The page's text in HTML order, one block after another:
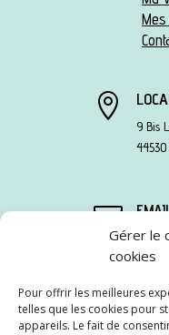
Gérer le
cookies
Pour offrir les meilleures
telles que les cookies pour
appareils. Le fait de

9 Bis
44530

